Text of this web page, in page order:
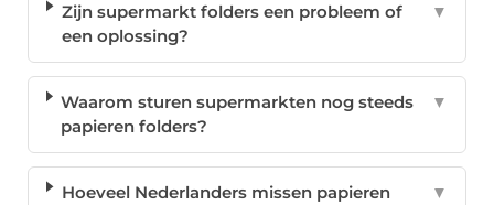
Zijn supermarkt folders een probleem of
een oplossing?
▼
Waarom sturen supermarkten nog steeds
papieren folders?
▼
Hoeveel Nederlanders missen papieren
▼